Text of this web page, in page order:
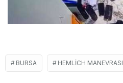
BURSA HEMLICH MANEVRASI